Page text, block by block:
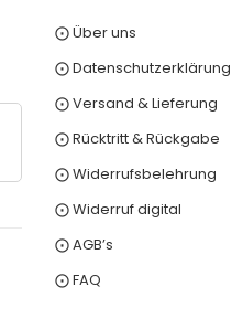
⨀ Über uns
⨀ Datenschutzerklärung
⨀ Versand & Lieferung
⨀ Rücktritt & Rückgabe
⨀ Widerrufsbelehrung
⨀ Widerruf digital
⨀ AGB’s
⨀ FAQ